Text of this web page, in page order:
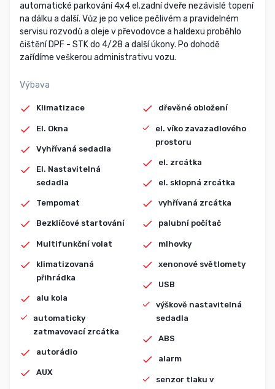
automatické parkování 4x4 el.zadní dveře nezávislé topení
na dálku a další. Vůz je po velice pečlivém a pravidelném
servisu rozvodů a oleje v převodovce a haldexu proběhlo
čištění DPF - STK do 4/28 a další úkony. Po dohodě
zařídíme veškerou administrativu vozu.
Výbava
Klimatizace
El. Okna
Vyhřívaná sedadla
El. Nastavitelná
sedadla
Tempomat
Bezklíčové startování
Multifunkční volat
klimatizovaná
přihrádka
alu kola
automaticky
zatmavovací zrcátka
autorádio
AUX
dřevěné obložení
el. víko zavazadlového
prostoru
el. zrcátka
el. sklopná zrcátka
vyhřívaná zrcátka
palubní počítač
mlhovky
xenonové světlomety
USB
výškově nastavitelná
sedadla
ABS
alarm
senzor tlaku v